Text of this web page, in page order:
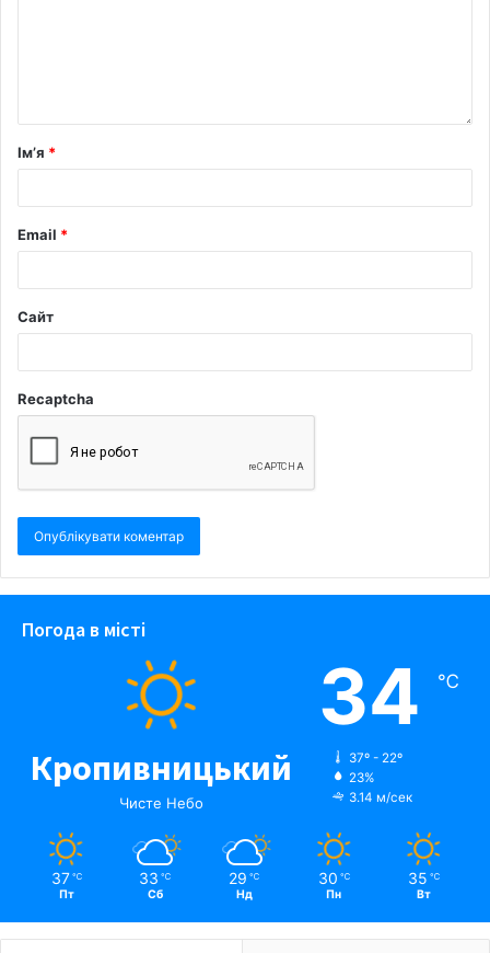
Ім’я *
Email *
Сайт
Recaptcha
Погода в місті
Кропивницький
Чисте Небо
34 ℃
37º - 22º
23%
3.14 м/сек
37 ℃
Пт
33 ℃
Сб
29 ℃
Нд
30 ℃
Пн
35 ℃
Вт